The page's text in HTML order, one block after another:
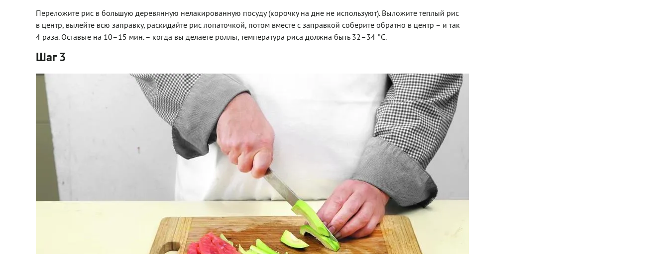
Переложите рис в большую деревянную нелакированную посуду (корочку на дне не используют). Выложите теплый рис
в центр, вылейте всю заправку, раскидайте рис лопаточкой, потом вместе с заправкой соберите обратно в центр – и так
4 раза. Оставьте на 10–15 мин. – когда вы делаете роллы, температура риса должна быть 32–34 °С.
Шаг 3